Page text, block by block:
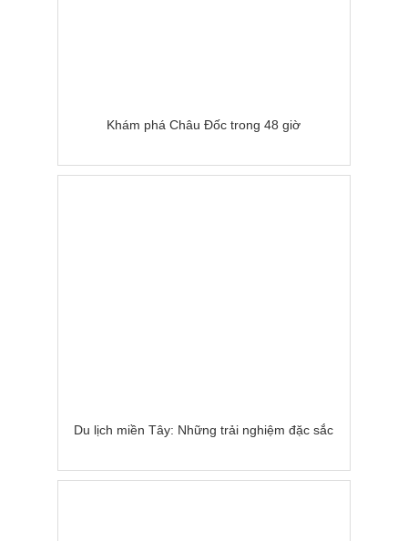
Khám phá Châu Đốc trong 48 giờ
Du lịch miền Tây: Những trải nghiệm đặc sắc